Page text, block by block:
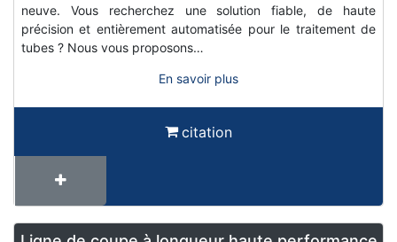
neuve. Vous recherchez une solution fiable, de haute
précision et entièrement automatisée pour le traitement de
tubes ? Nous vous proposons…
En savoir plus
citation